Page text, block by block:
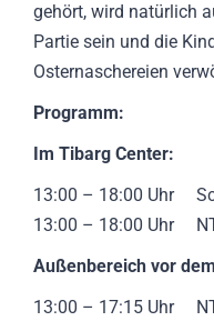
gehört, wird natürlich
Partie sein und die
Osternaschereien
Programm:
Im Tibarg Center:
13:00 – 18:00 Uhr
13:00 – 18:00 Uhr
Außenbereich vor
13:00 – 17:15 Uhr